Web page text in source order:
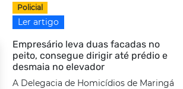
Policial
Ler artigo
Empresário leva duas facadas no
peito, consegue dirigir até prédio e
desmaia no elevador
A Delegacia de Homicídios de Maringá